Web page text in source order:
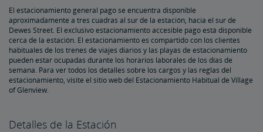
El estacionamiento general pago se encuentra disponible
aproximadamente a tres cuadras al sur de la estación, hacia el sur de
Dewes Street. El exclusivo estacionamiento accesible pago está disponible
cerca de la estación. El estacionamiento es compartido con los clientes
habituales de los trenes de viajes diarios y las playas de estacionamiento
pueden estar ocupadas durante los horarios laborales de los días de
semana. Para ver todos los detalles sobre los cargos y las reglas del
estacionamiento, visite el sitio web del Estacionamiento Habitual de Village
of Glenview.
Detalles de la Estación